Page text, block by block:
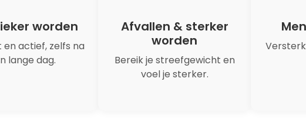
worden
en actief, zelfs na
lange dag.
Afvallen & sterker
worden
Bereik je streefgewicht en
voel je sterker.